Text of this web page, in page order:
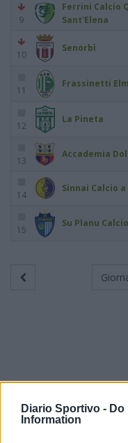
Diario Sportivo - Do
Information
9
Ferrini Calcio
Sant'Elena
10
Senorbì
11
Frassinetti
12
La Pineta
13
Accademia
14
Sinnai Calcio a
15
Su Planu